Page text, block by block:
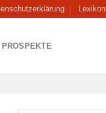
Lexikon
PROSPEKTE